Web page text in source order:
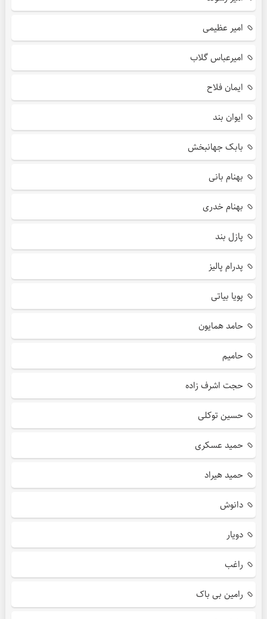
امیر عظیمی
امیرعباس گلاب
ایمان فلاح
ایوان بند
بابک جهانبخش
بهنام بانی
بهنام خدری
پازل بند
پدرام پالیز
پویا بیاتی
حامد همایون
حامیم
حجت اشرف زاده
حسین توکلی
حمید عسکری
حمید هیراد
دانوش
دویار
راغب
رامین بی باک